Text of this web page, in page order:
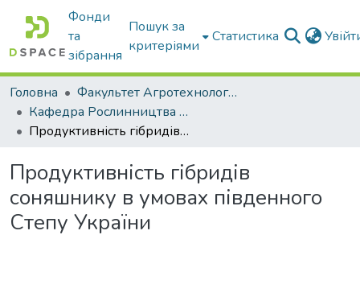
Фонди
та
зібрання
Пошук за
критеріями
Статистика
Головна
Факультет Агротехнологій та екології
Кафедра Рослинництва та садівництва ім. професора В.В. Калитки
Продуктивність гібридів соняшнику в умовах південного Степу України
Продуктивність гібридів
соняшнику в умовах південного
Степу України